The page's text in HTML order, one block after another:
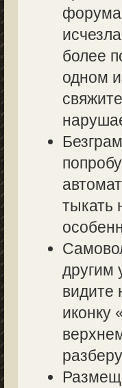
более
одном
тыкать
другим
видите
иконку